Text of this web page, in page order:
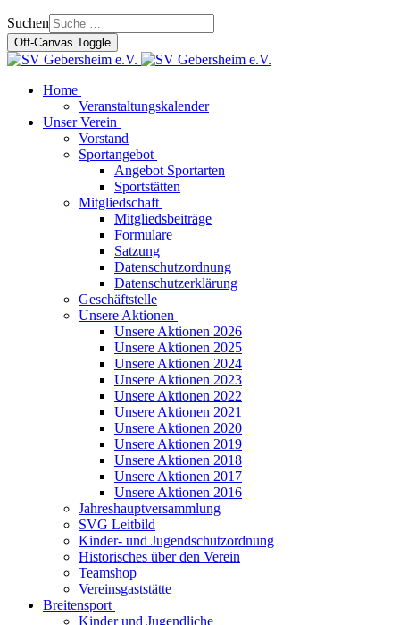
Suchen
Off-Canvas Toggle
Home
Veranstaltungskalender
Unser Verein
Vorstand
Sportangebot
Angebot Sportarten
Sportstätten
Mitgliedschaft
Mitgliedsbeiträge
Formulare
Satzung
Datenschutzordnung
Datenschutzerklärung
Geschäftstelle
Unsere Aktionen
Unsere Aktionen 2026
Unsere Aktionen 2025
Unsere Aktionen 2024
Unsere Aktionen 2023
Unsere Aktionen 2022
Unsere Aktionen 2021
Unsere Aktionen 2020
Unsere Aktionen 2019
Unsere Aktionen 2018
Unsere Aktionen 2017
Unsere Aktionen 2016
Jahreshauptversammlung
SVG Leitbild
Kinder- und Jugendschutzordnung
Historisches über den Verein
Teamshop
Vereinsgaststätte
Breitensport
Kinder und Jugendliche